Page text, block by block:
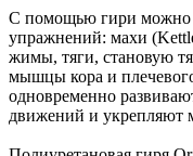
С помощью гири можно
упражнений: махи
жимы, тяги, становую
мышцы кора и
одновременно
движений и укрепляют